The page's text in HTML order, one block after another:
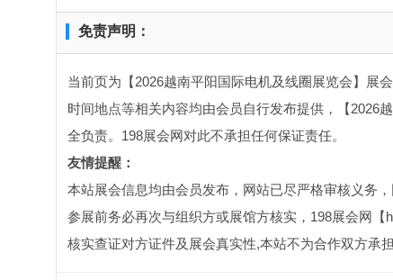
免责声明：
当前页为【2026越南平阳国际电机及线圈展览会】展
时间地点等相关内容均由会员自行发布提供，【2026
全负责。198展会网对此不承担任何保证责任。
友情提醒：
本站展会信息均由会员发布，网站已尽严格审核义务
参展前务必再次与组织方或展馆方核实，198展会网
核实查证对方证件及展会真实性,本站不为合作双方承